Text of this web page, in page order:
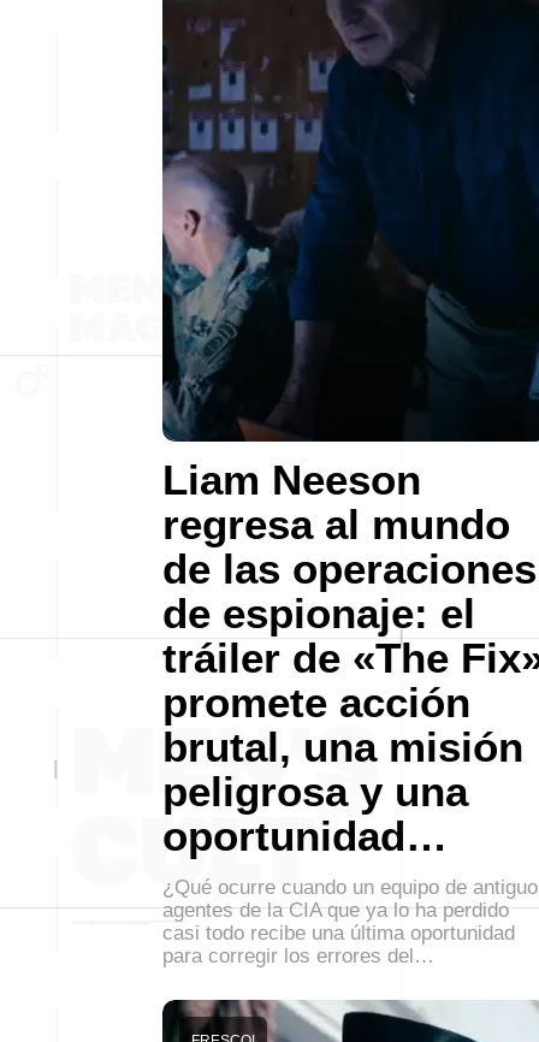
Liam Neeson
regresa al mundo
de las operaciones
de espionaje: el
tráiler de «The
promete acción
brutal, una misión
peligrosa y una
oportunidad…
¿Qué ocurre cuando un equipo de
agentes de la CIA que ya lo ha perdido
casi todo recibe una última oportunidad
para corregir los errores del…